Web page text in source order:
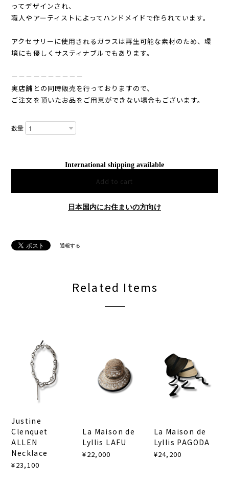
ってデザインされ、
職人やアーティストによってハンドメイドで作られています。
アクセサリーに使用されるガラスは再生可能な素材のため、環
境にも優しくサスティナブルでもあります。
－－－－－－－－－－
実店舗との同時販売を行っておりますので、
ご注文を頂いたお品をご用意ができない場合もございます。
数量
International shipping available
Add to cart
日本国内にお住まいの方向け
通報する
Related Items
Justine
Clenquet
ALLEN
Necklace
¥23,100
La Maison de
Lyllis LAFU
¥22,000
La Maison de
Lyllis PAGODA
¥24,200